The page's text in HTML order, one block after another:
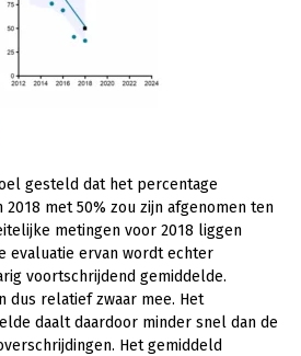
en zomerbloemen
gesteld dat het percentage
met 50% zou zijn afgenomen ten
metingen voor 2018 liggen
evaluatie ervan wordt echter
voortschrijdend gemiddelde.
dus relatief zwaar mee. Het
daalt daardoor minder snel dan de
Het gemiddeld